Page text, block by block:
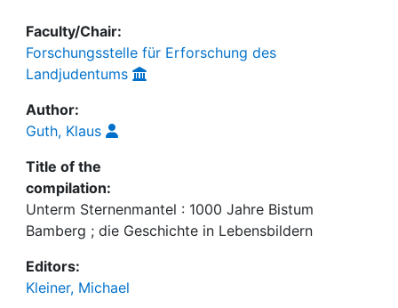
Faculty/Chair:
Forschungsstelle für Erforschung des
Landjudentums
Author:
Guth, Klaus
Title of the
compilation:
Unterm Sternenmantel : 1000 Jahre Bistum
Bamberg ; die Geschichte in Lebensbildern
Editors:
Kleiner, Michael